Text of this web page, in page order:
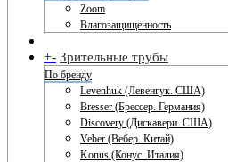
Zoom
Влагозащищенность
+- Зрительные трубы
По бренду
Levenhuk (Левенгук. США)
Bresser (Брессер. Германия)
Discovery (Дискавери. США)
Veber (Вебер. Китай)
Konus (Конус. Италия)